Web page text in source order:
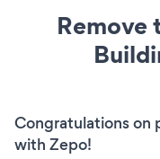
Remove
Congratulations on
with Zepo!